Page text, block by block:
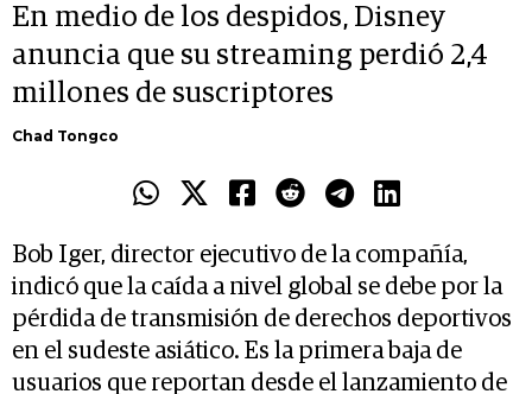
En medio de los despidos, Disney
anuncia que su streaming perdió 2,4
millones de suscriptores
Chad Tongco
Bob Iger, director ejecutivo de la compañía,
indicó que la caída a nivel global se debe por la
pérdida de transmisión de derechos deportivos
en el sudeste asiático. Es la primera baja de
usuarios que reportan desde el lanzamiento de